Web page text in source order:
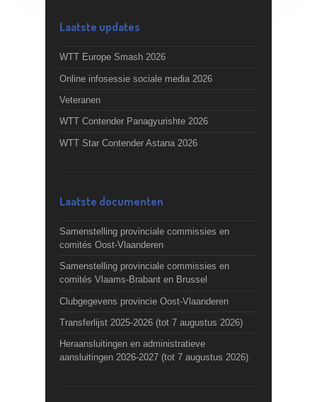
Laatste updates
WTT Europe Smash 2026
Online infosessie sociale media 2026
Veteranen
WTT Contender Panagyurishte 2026
WTT Star Contender Astana 2026
Laatste documenten
Samenstelling provinciale commissies en
comités Oost-Vlaanderen
Samenstelling provinciale commissies en
comités Vlaams-Brabant en Brussel
Clubgegevens provincie Oost-Vlaanderen
Transferlijst 2025-2026 (tot 7 augustus 2026)
Heraansluitingen en administratieve
aansluitingen 2026-2027 (tot 7 augustus 2026)